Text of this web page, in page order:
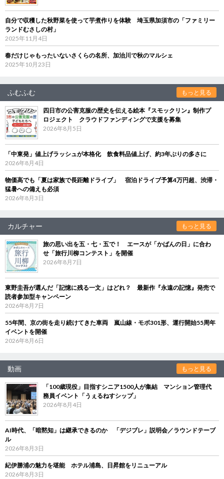
自分で収穫した秋野菜を使って芋煮作りを体験 埼玉県加須市の「ファミリー
ランドむさしの村」
2025年11月4日
春だけじゃもったいないさくらの名所、加治川で秋のマルシェ
2025年10月23日
ふむふむ もっと見る
四日市の公害克服の歴史を伝える絵本『スモックリン』制作プ
ロジェクト クラウドファンディングで支援を募集
2026年8月5日
「中東発」値上げラッシュが本格化 飲食料品値上げ、約3年ぶりの多さに
2026年8月4日
物価高でも「夏は家族で長距離ドライブ」 宿泊ドライブ予算4万円超、渋滞・
猛暑への備えも必須
2026年8月3日
カルチャー もっと見る
旅の思い出を五・七・五で！ エースが「かばんの日」に合わ
せ「旅行川柳コンテスト」を開催
2026年8月7日
東野圭吾が選んだ「記憶に残る一文」はどれ？ 最新作『永遠の記憶』発売で
読者参加型キャンペーン
2026年8月7日
55年間、京の街を走り続けてきた車両 嵐山線・モボ301形、運行開始55周年
イベントを開催
2026年8月6日
動画 もっと見る
「100歳現役」目指すシニア1500人が集結 マンション管理代
務員イベント「うぇるねすシップ」
2026年8月4日
AI時代、「暗黙知」は継承できるのか 「デジブレ」説明会／ラウンドテーブ
ル
2026年8月3日
紀伊勝浦の魅力を堪能 ホテル浦島、日昇館をリニューアル
2026年8月3日